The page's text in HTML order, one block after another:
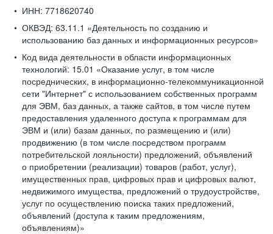
ИНН: 7718620740
ОКВЭД: 63.11.1 «Деятельность по созданию и
использованию баз данных и информационных ресурсов»
Код вида деятельности в области информационных
технологий: 15.01 «Оказание услуг, в том числе
посреднических, в информационно-телекоммуникационной
сети "Интернет" с использованием собственных программ
для ЭВМ, баз данных, а также сайтов, в том числе путем
предоставления удаленного доступа к программам для
ЭВМ и (или) базам данных, по размещению и (или)
продвижению (в том числе посредством программ
потребительской лояльности) предложений, объявлений
о приобретении (реализации) товаров (работ, услуг),
имущественных прав, цифровых прав и цифровых валют,
недвижимого имущества, предложений о трудоустройстве,
услуг по осуществлению поиска таких предложений,
объявлений (доступа к таким предложениям,
объявлениям)»